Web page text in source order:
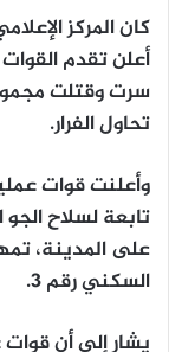
كان المركز
سرت وقتلت
تحاول الفرار.
وأعلنت قوات
على المدينة،
السكني رقم 3.
يشار إلى أن